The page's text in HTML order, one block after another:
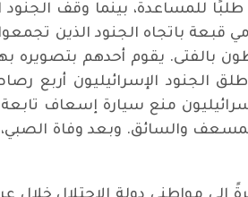
يتوسل طلبًا للمساعدة، بينما
قبعة باتجاه الجنود الذين
بالفتى. يقوم أحدهم بتصويره
الجنود الإسرائيليون أربع
منع سيارة إسعاف
والسائق. وبعد وفاة الصبي،